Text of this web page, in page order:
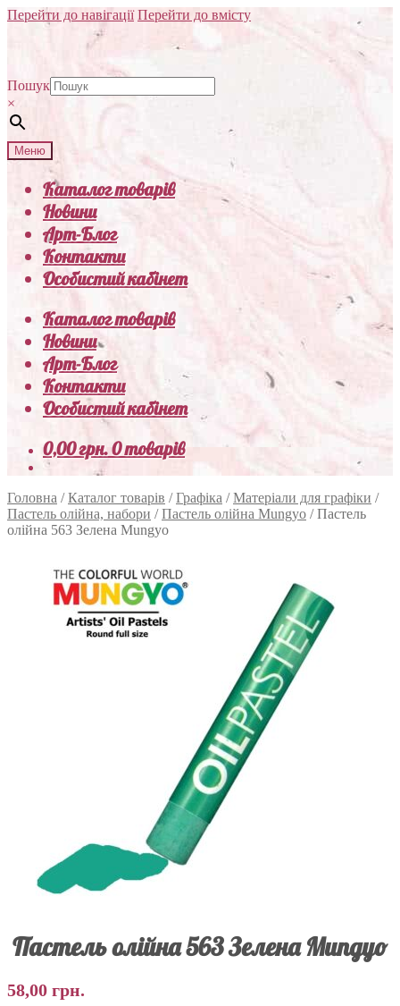
Перейти до навігації Перейти до вмісту
Пошук
×
Меню
Каталог товарів
Новини
Арт-Блог
Контакти
Особистий кабінет
Каталог товарів
Новини
Арт-Блог
Контакти
Особистий кабінет
0,00грн.0 товарів
Головна /Каталог товарів /Графіка /Матеріали для графіки /
Пастель олійна, набори /Пастель олійна Mungyo /Пастель
олійна 563 Зелена Mungyo
Пастель олійна 563 Зелена Mungyo
58,00 грн.